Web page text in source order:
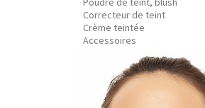
Correcteur de teint
Crème teintée
Accessoires